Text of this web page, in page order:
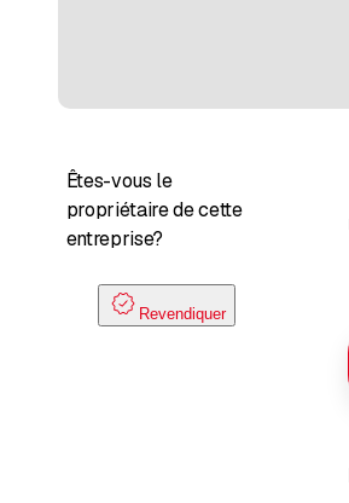
Êtes-vous le
propriétaire de cette
entreprise?
Revendiquer